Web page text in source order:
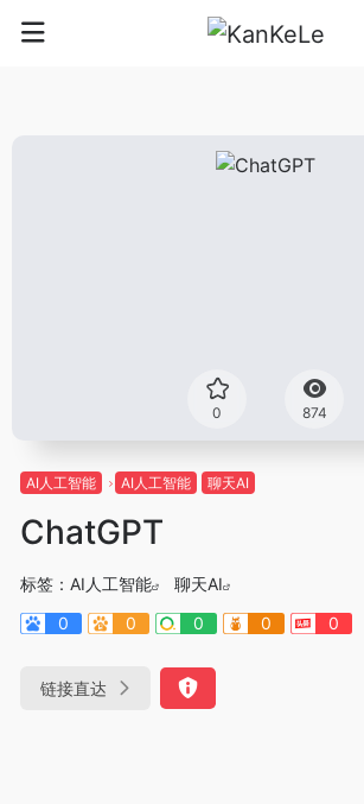
0 874
AI人工智能 AI人工智能 聊天AI
ChatGPT
标签： AI人工智能
聊天AI
0
0 0 0 0
链接直达